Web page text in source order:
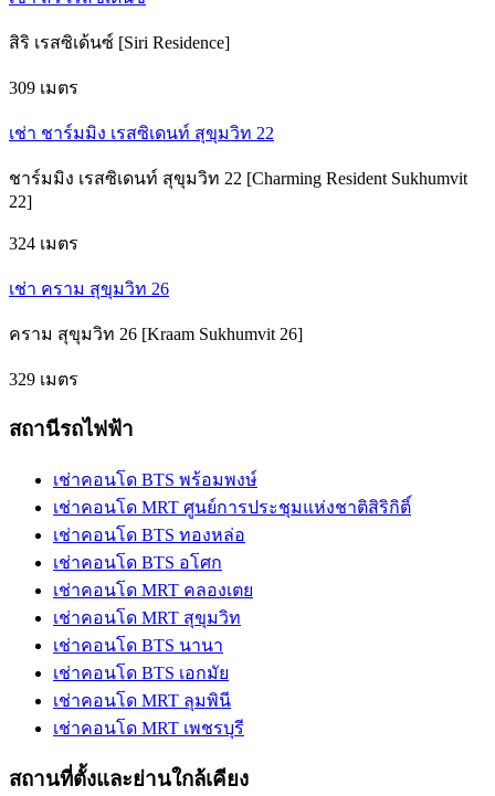
สิริ เรสซิเด้นซ์ [Siri Residence]
309 เมตร
เช่า ชาร์มมิง เรสซิเดนท์ สุขุมวิท 22
ชาร์มมิง เรสซิเดนท์ สุขุมวิท 22 [Charming Resident Sukhumvit
22]
324 เมตร
เช่า คราม สุขุมวิท 26
คราม สุขุมวิท 26 [Kraam Sukhumvit 26]
329 เมตร
สถานีรถไฟฟ้า
เช่าคอนโด BTS พร้อมพงษ์
เช่าคอนโด MRT ศูนย์การประชุมแห่งชาติสิริกิติ์
เช่าคอนโด BTS ทองหล่อ
เช่าคอนโด BTS อโศก
เช่าคอนโด MRT คลองเตย
เช่าคอนโด MRT สุขุมวิท
เช่าคอนโด BTS นานา
เช่าคอนโด BTS เอกมัย
เช่าคอนโด MRT ลุมพินี
เช่าคอนโด MRT เพชรบุรี
สถานที่ตั้งและย่านใกล้เคียง